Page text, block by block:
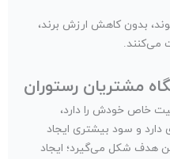
بدون کاهش ارزش برند،
می‌کنند.
مشتریان رستوران
خاص خودش را دارد،
و سود بیشتری ایجاد
هدف شکل می‌گیرد؛ ایجاد